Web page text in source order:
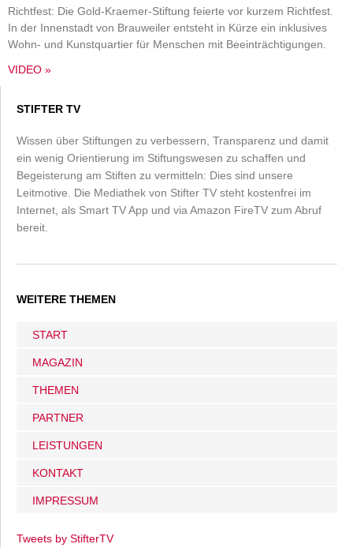
Richtfest: Die Gold-Kraemer-Stiftung feierte vor kurzem Richtfest.
In der Innenstadt von Brauweiler entsteht in Kürze ein inklusives
Wohn- und Kunstquartier für Menschen mit Beeinträchtigungen.
VIDEO »
STIFTER TV
Wissen über Stiftungen zu verbessern, Transparenz und damit
ein wenig Orientierung im Stiftungswesen zu schaffen und
Begeisterung am Stiften zu vermitteln: Dies sind unsere
Leitmotive. Die Mediathek von Stifter TV steht kostenfrei im
Internet, als Smart TV App und via Amazon FireTV zum Abruf
bereit.
WEITERE THEMEN
START
MAGAZIN
THEMEN
PARTNER
LEISTUNGEN
KONTAKT
IMPRESSUM
Tweets by StifterTV